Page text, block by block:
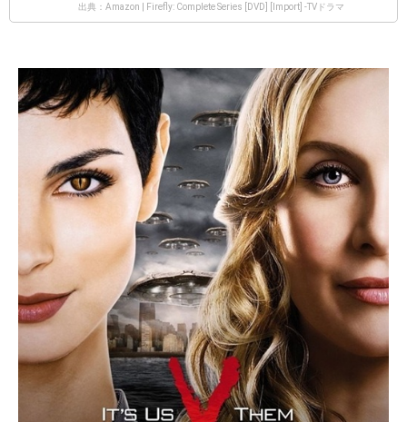
出典：Amazon | Firefly: Complete Series [DVD] [Import] -TVドラマ